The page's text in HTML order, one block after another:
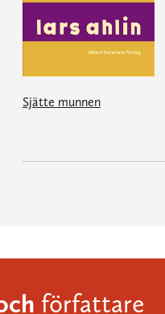
Sjätte munnen
författare